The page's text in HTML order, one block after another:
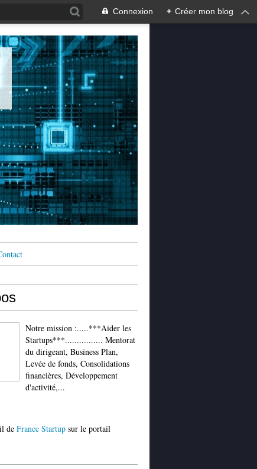
Connexion + Créer mon blog
Notre mission :.....***Aider les
Startups***................ Mentorat
du dirigeant, Business Plan,
Levée de fonds, Consolidations
financières, Développement
d'activité,...
de France Startup sur le portail